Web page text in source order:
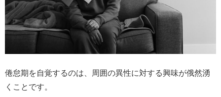
倦怠期を自覚するのは、周囲の異性に対する興味が俄然湧
くことです。